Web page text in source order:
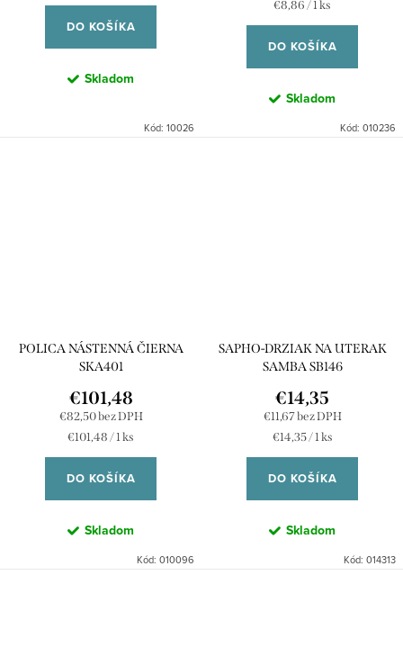
DO KOŠÍKA
Skladom
Kód: 10026
Jednotková
cena:
€8,86 / 1 ks
DO KOŠÍKA
Skladom
Kód: 010236
POLICA NÁSTENNÁ ČIERNA
SKA401
€82,50 bez DPH
€101,48
Jednotková
€101,48 / 1 ks
DO KOŠÍKA
Skladom
Kód: 010096
SAPHO-DRZIAK NA UTERAK
SAMBA SB146
€11,67 bez DPH
€14,35
Jednotková
€14,35 / 1 ks
DO KOŠÍKA
Skladom
Kód: 014313